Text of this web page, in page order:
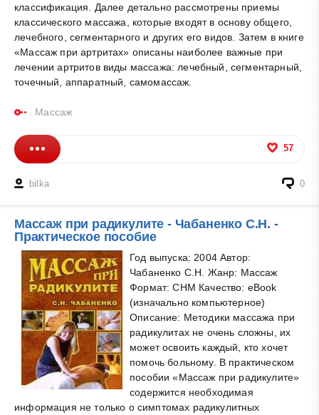
классификация. Далее детально рассмотрены приемы
классического массажа, которые входят в основу общего,
лечебного, сегментарного и других его видов. Затем в книге
«Массаж при артритах» описаны наиболее важные при
лечении артритов виды массажа: лечебный, сегментарный,
точечный, аппаратный, самомассаж.
Массаж
57
bilka 0
Массаж при радикулите - Чабаненко С.Н. -
Практическое пособие
Год выпуска: 2004 Автор:
Чабаненко С.Н. Жанр: Массаж
Формат: CHM Качество: eBook
(изначально компьютерное)
Описание: Методики массажа при
радикулитах не очень сложны, их
может освоить каждый, кто хочет
помочь больному. В практическом
пособии «Массаж при радикулите»
содержится необходимая
информация не только о симптомах радикулитных